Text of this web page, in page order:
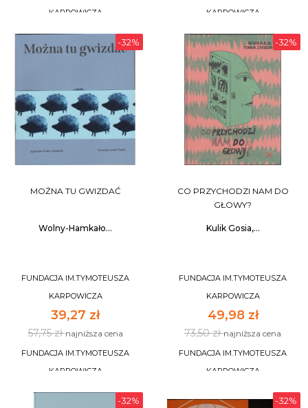
KARPOWICZA
DO KOSZYKA
KARPOWICZA
NIEDOSTĘPNY
-32%
MOŻNA TU GWIZDAĆ
Wolny-Hamkało...
FUNDACJA IM.TYMOTEUSZA
KARPOWICZA
39,27 zł
57,75 złnajniższa cena
FUNDACJA IM.TYMOTEUSZA
KARPOWICZA
-32%
CO PRZYCHODZI NAM DO
GŁOWY?
Kulik Gosia,...
FUNDACJA IM.TYMOTEUSZA
KARPOWICZA
49,98 zł
73,50 złnajniższa cena
FUNDACJA IM.TYMOTEUSZA
KARPOWICZA
DO KOSZYKA
-32% -32%